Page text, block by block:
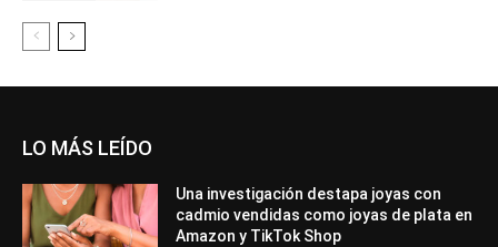
LO MÁS LEÍDO
Una investigación destapa joyas con
cadmio vendidas como joyas de plata en
Amazon y TikTok Shop